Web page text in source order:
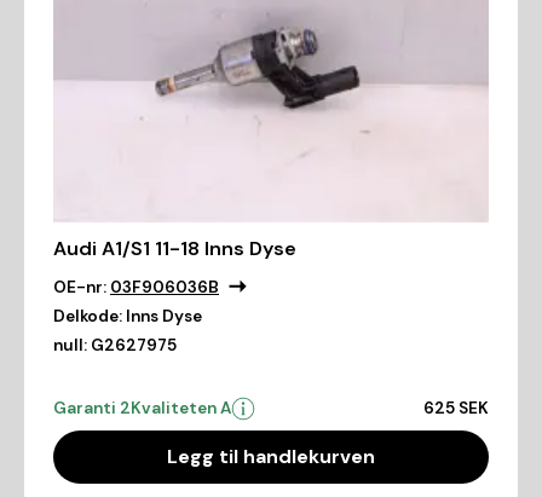
Audi A1/S1 11-18 Inns Dyse
OE-nr: 03F906036B
Delkode: Inns Dyse
null: G2627975
Garanti 2Kvaliteten A 625 SEK
Legg til handlekurven